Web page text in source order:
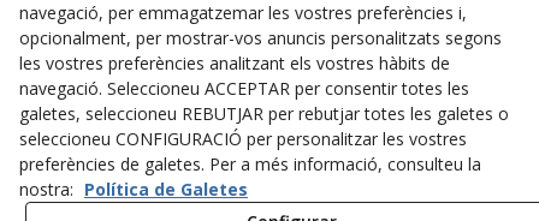
Termes i condicions de compra
Dret de desistiment
Cookies
Mapa Web
Avís legal
navegació, per emmagatzemar les vostres preferències i,
opcionalment, per mostrar-vos anuncis personalitzats segons
les vostres preferències analitzant els vostres hàbits de
navegació. Seleccioneu ACCEPTAR per consentir totes les
galetes, seleccioneu REBUTJAR per rebutjar totes les galetes o
seleccioneu CONFIGURACIÓ per personalitzar les vostres
preferències de galetes. Per a més informació, consulteu la
nostra: Política de Galetes